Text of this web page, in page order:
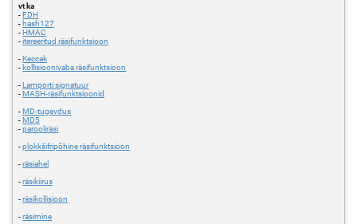
vt ka
-FDH
- hash127
-HMAC
-itereeritud räsifunktsioon
-Keccak
- kollisioonivaba räsifunktsioon
-Lamporti signatuur
-MASH-räsifunktsioonid
-MD-tugevdus
-MD5
-parooliräsi
-plokkšifripõhine räsifunktsioon
-räsiahel
-räsikiirus
-räsikollisioon
-räsimine